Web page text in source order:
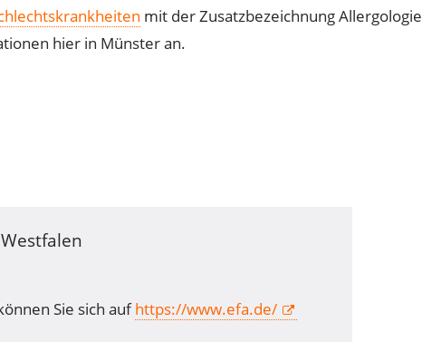
mit der Zusatzbezeichnung Allergologie
hier in Münster an.
Sie sich aufhttps://www.efa.de/